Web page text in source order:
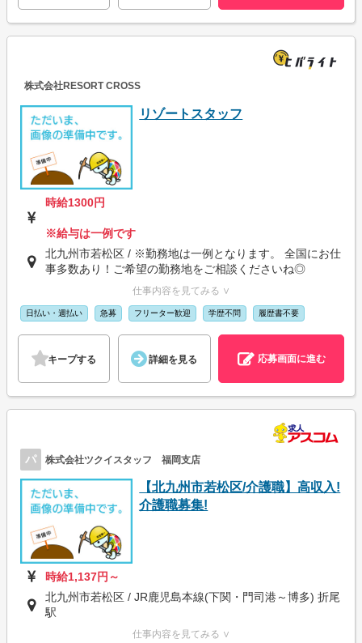
株式会社RESORT CROSS
リゾートスタッフ
時給1300円
※給与は一例です
北九州市若松区 / ※勤務地は一例となります。 全国にお仕
事多数あり！ご希望の勤務地をご相談くださいね◎
仕事内容を見てみる ∨
日払い・週払い 急募 フリーター歓迎 学歴不問 履歴書不要
キープする 詳細を見る 応募画面に進む
パ 株式会社ツクイスタッフ 福岡支店
【北九州市若松区/介護職】高収入!
介護職募集!
時給1,137円～
北九州市若松区 / JR鹿児島本線(下関・門司港～博多) 折尾
駅
仕事内容を見てみる ∨